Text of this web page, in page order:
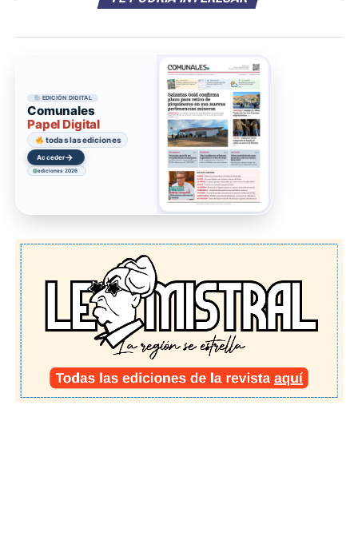
EDICIÓN DIGITAL
Comunales
Papel Digital
todas las ediciones
Acceder→
ediciones 2026